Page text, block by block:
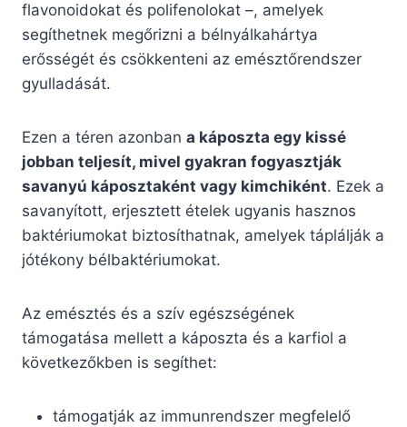
flavonoidokat és polifenolokat –, amelyek
segíthetnek megőrizni a bélnyálkahártya
erősségét és csökkenteni az emésztőrendszer
gyulladását.
Ezen a téren azonban a káposzta egy kissé
jobban teljesít, mivel gyakran fogyasztják
savanyú káposztaként vagy kimchiként. Ezek a
savanyított, erjesztett ételek ugyanis hasznos
baktériumokat biztosíthatnak, amelyek táplálják a
jótékony bélbaktériumokat.
Az emésztés és a szív egészségének
támogatása mellett a káposzta és a karfiol a
következőkben is segíthet:
támogatják az immunrendszer megfelelő